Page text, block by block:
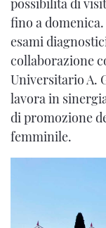
fino a
esami
collaborazione
Universitario A.
lavora in
di promozione
femminile.